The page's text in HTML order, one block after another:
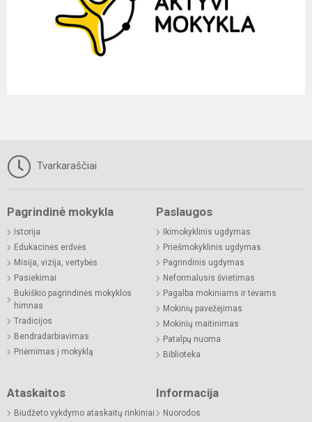
Tvarkaraščiai
Pagrindinė mokykla
Istorija
Edukacinės erdvės
Misija, vizija, vertybės
Pasiekimai
Bukiškio pagrindinės mokyklos
himnas
Tradicijos
Bendradarbiavimas
Priėmimas į mokyklą
Paslaugos
Ikimokyklinis ugdymas
Priešmokyklinis ugdymas
Pagrindinis ugdymas
Neformalusis švietimas
Pagalba mokiniams ir tėvams
Mokinių pavėžėjimas
Mokinių maitinimas
Patalpų nuoma
Biblioteka
Ataskaitos
Biudžeto vykdymo ataskaitų rinkiniai
Informacija
Nuorodos